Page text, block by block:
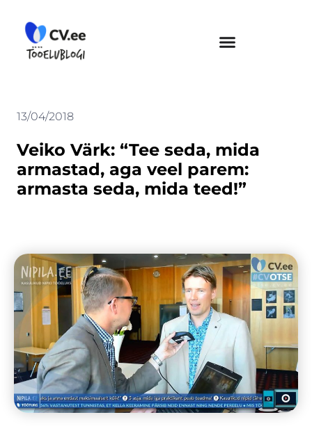
content
13/04/2018
Veiko Värk: “Tee seda, mida
armastad, aga veel parem:
armasta seda, mida teed!”